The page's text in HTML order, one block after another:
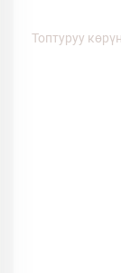
жакшылыгына
Топтуруу